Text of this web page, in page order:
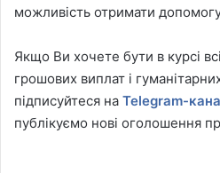
можливість отримати
Якщо Ви хочете бути в курсі
грошових виплат і
підписуйтеся на Telegram-
публікуємо нові оголошення